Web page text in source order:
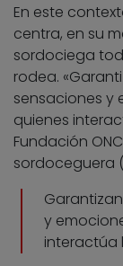
En este
centra, en su
sordociega
rodea.
sensaciones y
quienes
Fundación
sordoceguera (
y
interactúa